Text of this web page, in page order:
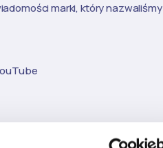
marki, który nazwaliśmy